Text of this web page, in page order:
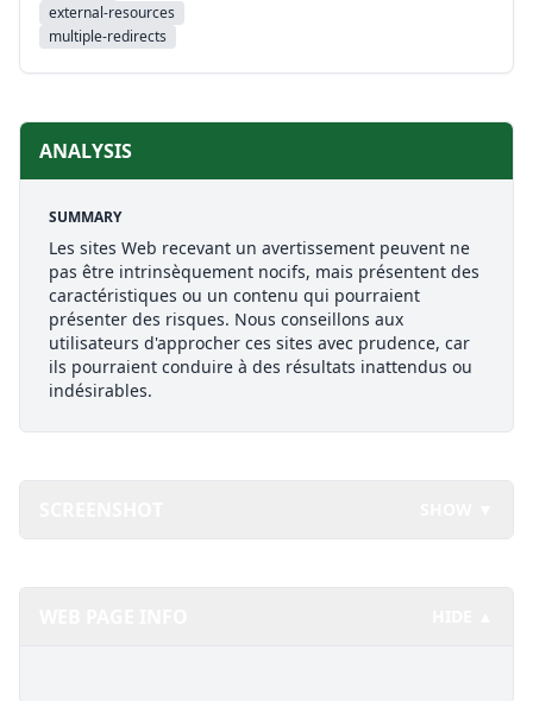
external-resources
multiple-redirects
ANALYSIS
SUMMARY
Les sites Web recevant un avertissement peuvent ne
pas être intrinsèquement nocifs, mais présentent des
caractéristiques ou un contenu qui pourraient
présenter des risques. Nous conseillons aux
utilisateurs d'approcher ces sites avec prudence, car
ils pourraient conduire à des résultats inattendus ou
indésirables.